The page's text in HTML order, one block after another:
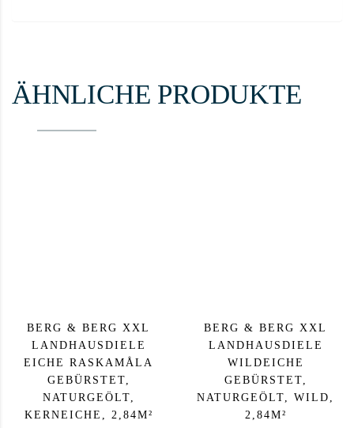
ÄHNLICHE PRODUKTE
BERG & BERG XXL
LANDHAUSDIELE
EICHE RASKAMÅLA
GEBÜRSTET,
NATURGEÖLT,
KERNEICHE, 2,84M²
BERG & BERG XXL
LANDHAUSDIELE
WILDEICHE
GEBÜRSTET,
NATURGEÖLT, WILD,
2,84M²